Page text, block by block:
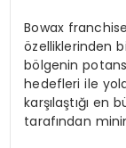
Bowax
özelliklerinden
bölgenin
hedefleri ile yola
karşılaştığı en
tarafından